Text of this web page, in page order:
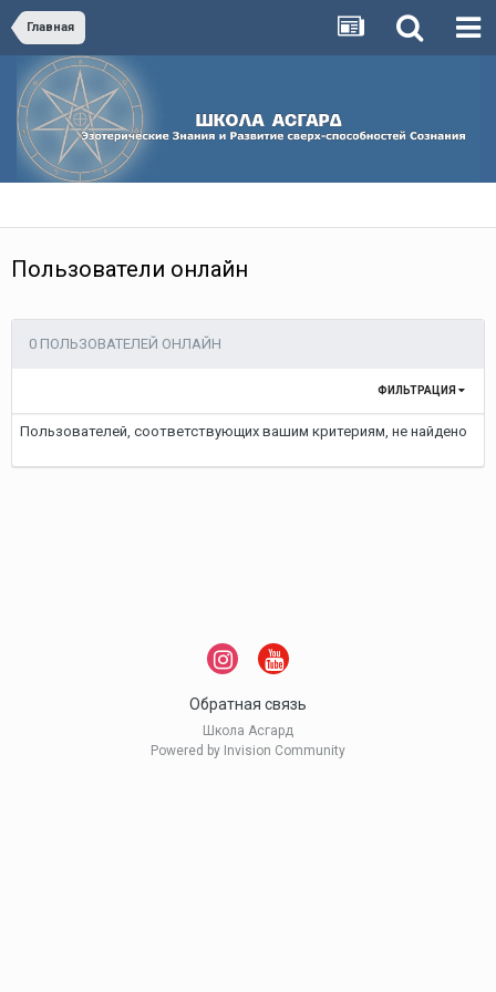
Главная
Пользователи онлайн
0 ПОЛЬЗОВАТЕЛЕЙ ОНЛАЙН
ФИЛЬТРАЦИЯ
Пользователей, соответствующих вашим критериям, не найдено
Обратная связь
Школа Асгард
Powered by Invision Community